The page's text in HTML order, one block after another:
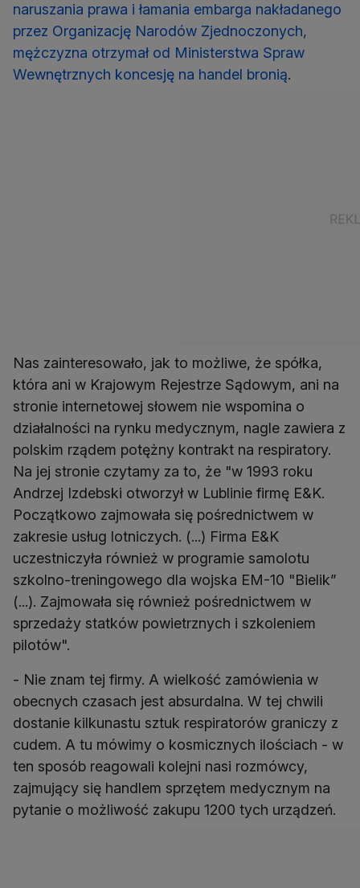
naruszania prawa i łamania embarga nakładanego
przez Organizację Narodów Zjednoczonych,
mężczyzna otrzymał od Ministerstwa Spraw
Wewnętrznych koncesję na handel bronią.
Nas zainteresowało, jak to możliwe, że spółka,
która ani w Krajowym Rejestrze Sądowym, ani na
stronie internetowej słowem nie wspomina o
działalności na rynku medycznym, nagle zawiera z
polskim rządem potężny kontrakt na respiratory.
Na jej stronie czytamy za to, że "w 1993 roku
Andrzej Izdebski otworzył w Lublinie firmę E&K.
Początkowo zajmowała się pośrednictwem w
zakresie usług lotniczych. (...) Firma E&K
uczestniczyła również w programie samolotu
szkolno-treningowego dla wojska EM-10 "Bielik”
(...). Zajmowała się również pośrednictwem w
sprzedaży statków powietrznych i szkoleniem
pilotów".
- Nie znam tej firmy. A wielkość zamówienia w
obecnych czasach jest absurdalna. W tej chwili
dostanie kilkunastu sztuk respiratorów graniczy z
cudem. A tu mówimy o kosmicznych ilościach - w
ten sposób reagowali kolejni nasi rozmówcy,
zajmujący się handlem sprzętem medycznym na
pytanie o możliwość zakupu 1200 tych urządzeń.